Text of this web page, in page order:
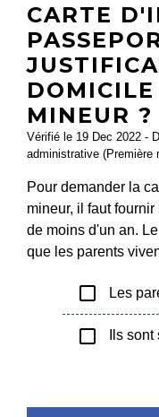
CARTE
MINEUR ?
Vérifié le 19 Dec 2022 -
administrative (Première
Pour demander la
mineur, il faut
de moins d'un an.
que les parents
check_box_outline_blank Les
check_box_outline_blank Ils sont